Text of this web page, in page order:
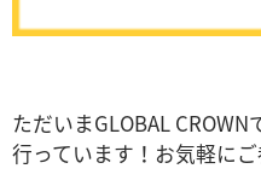
ただいまGLOBAL
行っています！お気軽に